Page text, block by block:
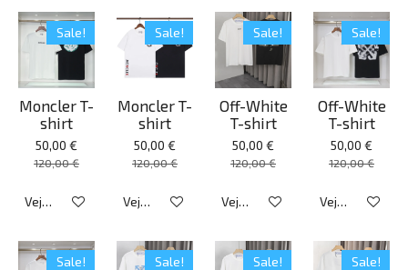
Sale!
Moncler T-
shirt
50,00 €
120,00 €
Veja detalhes
Sale!
Moncler T-
shirt
50,00 €
120,00 €
Veja detalhes
Sale!
Off-White
T-shirt
50,00 €
120,00 €
Veja detalhes
Sale!
Off-White
T-shirt
50,00 €
120,00 €
Veja detalhes
Sale! Sale! Sale! Sale!